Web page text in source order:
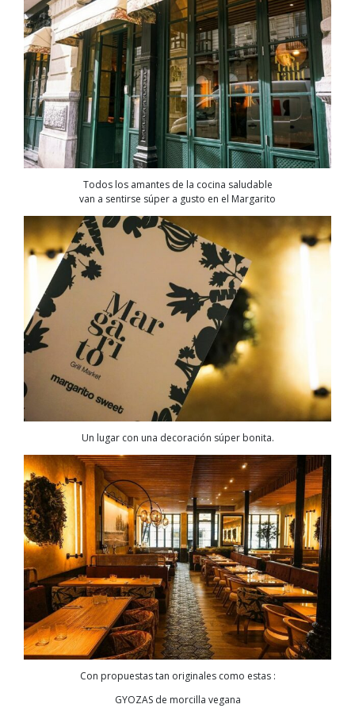
Todos los amantes de la cocina saludable
van a sentirse súper a gusto en el Margarito
Un lugar con una decoración súper bonita.
Con propuestas tan originales como estas :
GYOZAS de morcilla vegana